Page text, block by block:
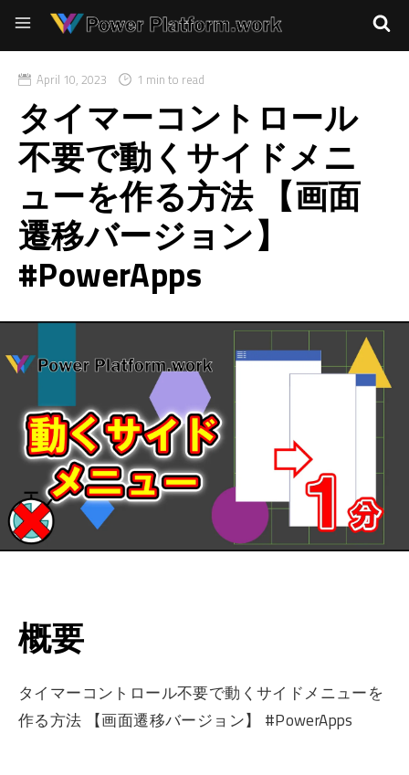
April 10, 2023 1 min to read
タイマーコントロール
不要で動くサイドメニ
ューを作る方法 【画面
遷移バージョン】
#PowerApps
概要
タイマーコントロール不要で動くサイドメニューを
作る方法 【画面遷移バージョン】 #PowerApps